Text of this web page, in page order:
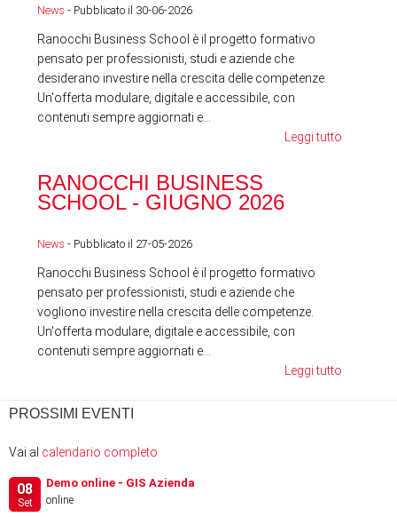
News - Pubblicato il 30-06-2026
Ranocchi Business School è il progetto formativo
pensato per professionisti, studi e aziende che
desiderano investire nella crescita delle competenze.
Un'offerta modulare, digitale e accessibile, con
contenuti sempre aggiornati e...
Leggi tutto
RANOCCHI BUSINESS
SCHOOL - GIUGNO 2026
News - Pubblicato il 27-05-2026
Ranocchi Business School è il progetto formativo
pensato per professionisti, studi e aziende che
vogliono investire nella crescita delle competenze.
Un'offerta modulare, digitale e accessibile, con
contenuti sempre aggiornati e...
Leggi tutto
PROSSIMI EVENTI
Vai al calendario completo
08
Set
Demo online - GIS Azienda
online